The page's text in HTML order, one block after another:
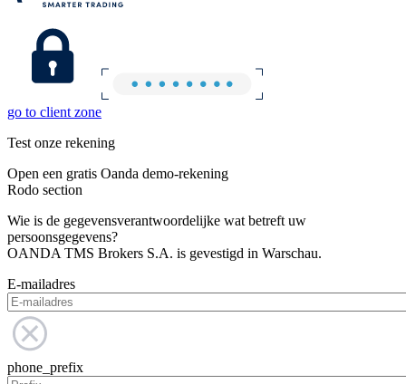
go to client zone
Test onze rekening
Open een gratis Oanda demo-rekening
Rodo section
Wie is de gegevensverantwoordelijke wat betreft uw
persoonsgegevens?
OANDA TMS Brokers S.A. is gevestigd in Warschau.
E-mailadres
phone_prefix